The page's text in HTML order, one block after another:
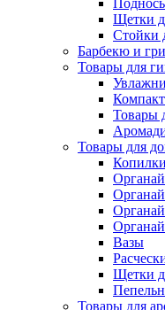
Щетки
Стойки
Барбекю и
Товары для
Товары
Товары для
Копилки
Вазы
Щетки
Товары для